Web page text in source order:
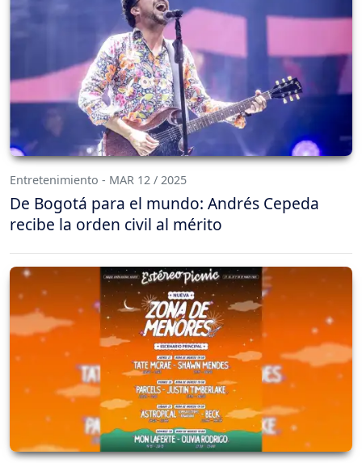
Entretenimiento - MAR 12 / 2025
De Bogotá para el mundo: Andrés Cepeda
recibe la orden civil al mérito